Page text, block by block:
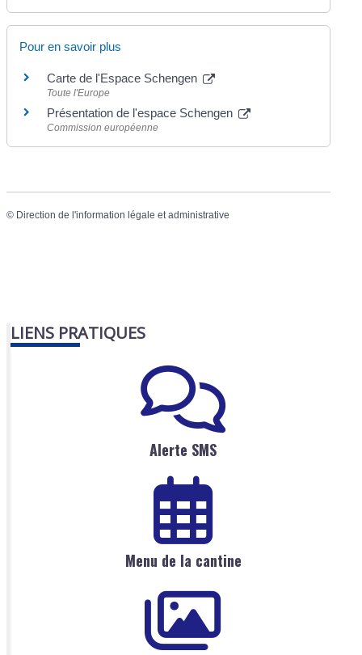
Pour en savoir plus
Carte de l'Espace Schengen
Toute l'Europe
Présentation de l'espace Schengen
Commission européenne
© Direction de l'information légale et administrative
LIENS PRATIQUES
Alerte SMS
Menu de la cantine